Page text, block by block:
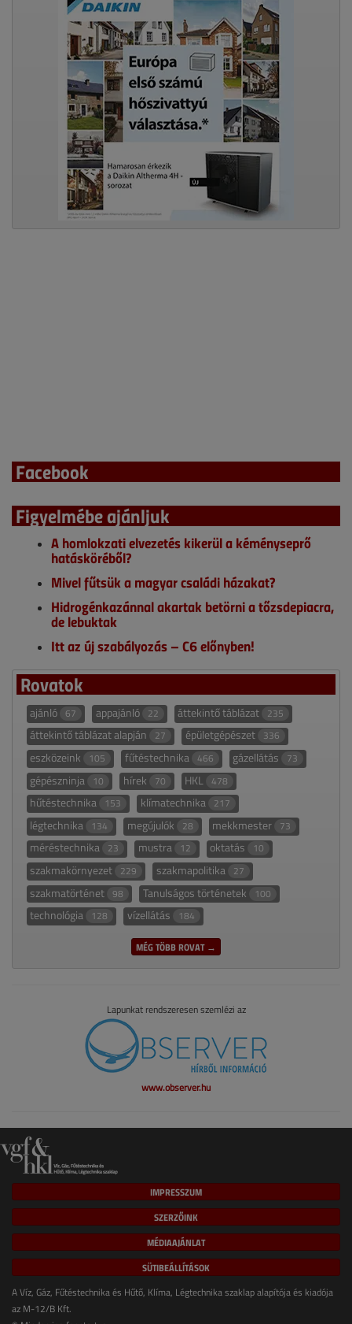
Facebook
Figyelmébe ajánljuk
A homlokzati elvezetés kikerül a kéményseprő
hatásköréből?
Mivel fűtsük a magyar családi házakat?
Hidrogénkazánnal akartak betörni a tőzsdepiacra,
de lebuktak
Itt az új szabályozás – C6 előnyben!
Rovatok
ajánló 67 appajánló 22 áttekintő táblázat 235
áttekintő táblázat alapján 27 épületgépészet 336
eszközeink 105 fűtéstechnika 466 gázellátás 73
gépészninja 10 hírek 70 HKL 478
hűtéstechnika 153 klímatechnika 217
légtechnika 134 megújulók 28 mekkmester 73
méréstechnika 23 mustra 12 oktatás 10
szakmakörnyezet 229 szakmapolitika 27
szakmatörténet 98 Tanulságos történetek 100
technológia 128 vízellátás 184
MÉG TÖBB ROVAT →
Lapunkat rendszeresen szemlézi az
www.observer.hu
IMPRESSZUM
SZERZŐINK
MÉDIAAJÁNLAT
SÜTIBEÁLLÍTÁSOK
A Víz, Gáz, Fűtéstechnika és Hűtő, Klíma, Légtechnika szaklap alapítója és kiadója
az M-12/B Kft.